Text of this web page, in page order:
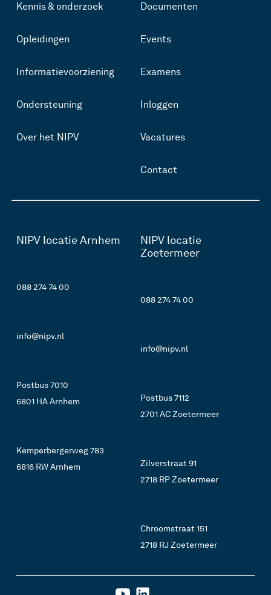
Kennis & onderzoek
Opleidingen
Informatievoorziening
Ondersteuning
Over het NIPV
Documenten
Events
Examens
Inloggen
Vacatures
Contact
NIPV locatie Arnhem
088 274 74 00
info@nipv.nl
Postbus 7010
6801 HA Arnhem
Kemperbergerweg 783
6816 RW Arnhem
NIPV locatie
Zoetermeer
088 274 74 00
info@nipv.nl
Postbus 7112
2701 AC Zoetermeer
Zilverstraat 91
2718 RP Zoetermeer
Chroomstraat 151
2718 RJ Zoetermeer